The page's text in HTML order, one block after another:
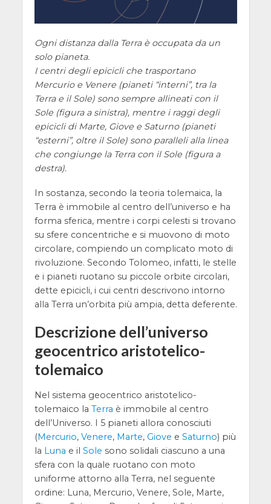
Ogni distanza dalla Terra è occupata da un
solo pianeta.
I centri degli epicicli che trasportano
Mercurio e Venere (pianeti “interni”, tra la
Terra e il Sole) sono sempre allineati con il
Sole (figura a sinistra), mentre i raggi degli
epicicli di Marte, Giove e Saturno (pianeti
“esterni”, oltre il Sole) sono paralleli alla linea
che congiunge la Terra con il Sole (figura a
destra).
In sostanza, secondo la teoria tolemaica, la
Terra è immobile al centro dell’universo e ha
forma sferica, mentre i corpi celesti si trovano
su sfere concentriche e si muovono di moto
circolare, compiendo un complicato moto di
rivoluzione. Secondo Tolomeo, infatti, le stelle
e i pianeti ruotano su piccole orbite circolari,
dette epicicli, i cui centri descrivono intorno
alla Terra un’orbita più ampia, detta deferente.
Descrizione dell’universo
geocentrico aristotelico-
tolemaico
Nel sistema geocentrico aristotelico-
tolemaico la Terra è immobile al centro
dell’Universo. I 5 pianeti allora conosciuti
(Mercurio, Venere, Marte, Giove e Saturno) più
la Luna e il Sole sono solidali ciascuno a una
sfera con la quale ruotano con moto
uniforme attorno alla Terra, nel seguente
ordine: Luna, Mercurio, Venere, Sole, Marte,